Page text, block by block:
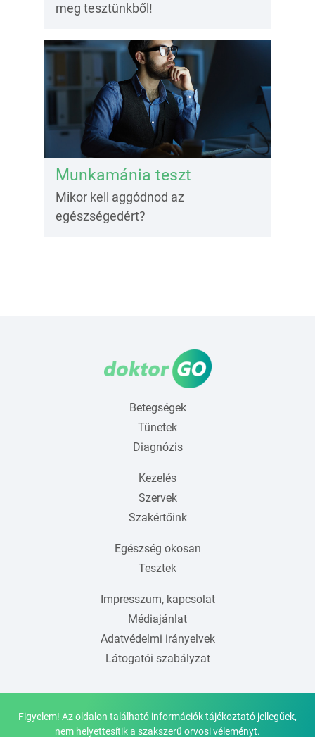
meg tesztünkből!
Munkamánia teszt
Mikor kell aggódnod az
egészségedért?
Betegségek
Tünetek
Diagnózis
Kezelés
Szervek
Szakértőink
Egészség okosan
Tesztek
Impresszum, kapcsolat
Médiajánlat
Adatvédelmi irányelvek
Látogatói szabályzat
Figyelem! Az oldalon található információk tájékoztató jellegűek,
nem helyettesítik a szakszerű orvosi véleményt.